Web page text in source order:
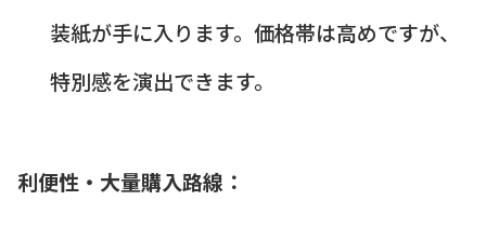
装紙が手に入ります。価格帯は高めですが、
特別感を演出できます。
利便性・大量購入路線：